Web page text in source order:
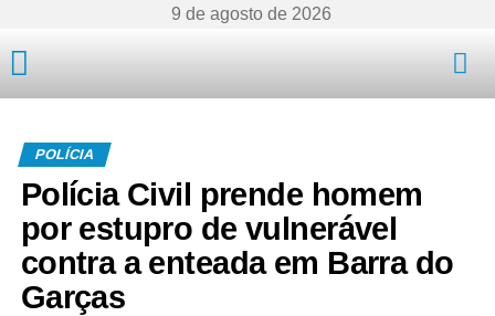
9 de agosto de 2026
POLÍCIA
Polícia Civil prende homem
por estupro de vulnerável
contra a enteada em Barra do
Garças